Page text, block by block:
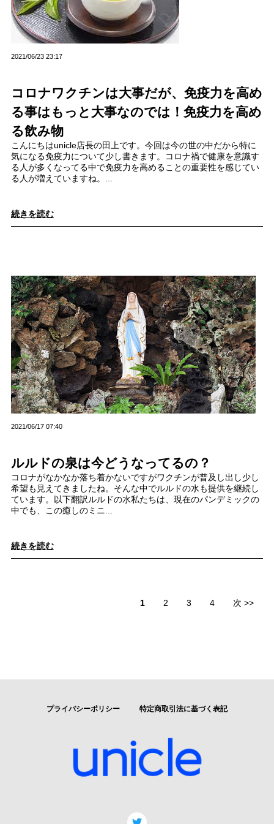
コロナワクチンは大事だが、免疫力を高め
る事はもっと大事なのでは！免疫力を高め
る飲み物
2021/06/23 23:17
こんにちはunicle店長の田上です。今回は今の世の中だから特に
気になる免疫力について少し書きます。コロナ禍で健康を意識す
る人が多くなってる中で免疫力を高めることの重要性を感じてい
る人が増えていますね。...
続きを読む
ルルドの泉は今どうなってるの？
2021/06/17 07:40
コロナがなかなか落ち着かないですがワクチンが普及し出し少し
希望も見えてきましたね。そんな中でルルドの水も提供を継続し
ています。以下翻訳ルルドの水私たちは、現在のパンデミックの
中でも、この癒しのミニ...
続きを読む
1 2 3 4 次 >>
プライバシーポリシー 特定商取引法に基づく表記